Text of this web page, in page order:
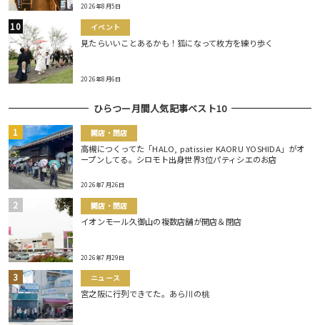
2026年8月5日
イベント
見たらいいことあるかも！狐になって枚方を練り歩く
2026年8月6日
ひらつー月間人気記事ベスト10
開店・閉店
高槻につくってた「HALO, patissier KAORU YOSHIDA」がオ
ープンしてる。シロモト出身世界3位パティシエのお店
2026年7月26日
開店・閉店
イオンモール久御山の複数店舗が開店＆閉店
2026年7月29日
ニュース
宮之阪に行列できてた。あら川の桃